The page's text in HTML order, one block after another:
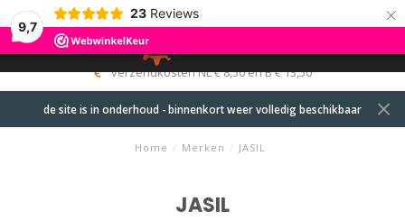
9,7
23 Reviews ×
MENU
0
verzendkosten NL € 8,50 en B € 13,50
de site is in onderhoud - binnenkort weer volledig beschikbaar
Home / Merken / JASIL
JASIL